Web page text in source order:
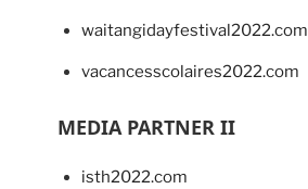
waitangidayfestival2022.com
vacancesscolaires2022.com
MEDIA PARTNER II
isth2022.com